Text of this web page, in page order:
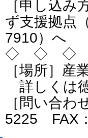
［申し込
ず支援拠点
7910）へ
◇ ◇ ◇
［場所］産
詳しくは
［問い合わ
5225 FAX